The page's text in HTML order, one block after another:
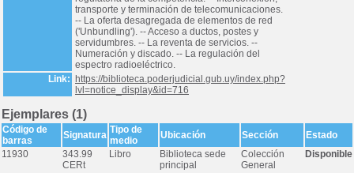
transporte y terminación de telecomunicaciones.
-- La oferta desagregada de elementos de red
('Unbundling'). -- Acceso a ductos, postes y
servidumbres. -- La reventa de servicios. --
Numeración y discado. -- La regulación del
espectro radioeléctrico.
Link:
https://biblioteca.poderjudicial.gub.uy/index.php?
lvl=notice_display&id=716
Ejemplares (1)
Código de
barras
Signatura Tipo de
medio
Ubicación Sección
Estado
11930
343.99
CERt
Libro
Biblioteca sede
principal
Colección
General
Disponible